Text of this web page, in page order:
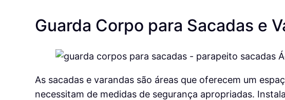
Guarda Corpo para Sacadas e
As sacadas e varandas são áreas que oferecem um
necessitam de medidas de segurança apropriadas.